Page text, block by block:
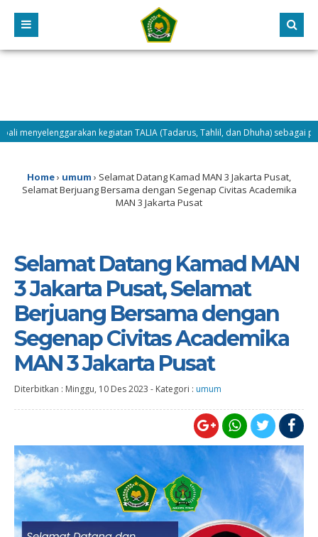
kegiatan TALIA (Tadarus, Tahlil, dan Dhuha) sebagai
Tahun 2026, Selasa (14/7/2026) difokuskan pada penguatan
Home› umum › Selamat Datang Kamad MAN 3 Jakarta Pusat,
Selamat Berjuang Bersama dengan Segenap Civitas Academika
MAN 3 Jakarta Pusat
Selamat Datang Kamad MAN
3 Jakarta Pusat, Selamat
Berjuang Bersama dengan
Segenap Civitas Academika
MAN 3 Jakarta Pusat
Diterbitkan : Minggu, 10 Des 2023 - Kategori : umum